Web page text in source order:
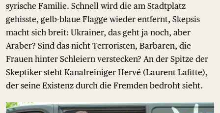
syrische Familie. Schnell wird die am Stadtplatz
gehisste, gelb-blaue Flagge wieder entfernt, Skepsis
macht sich breit: Ukrainer, das geht ja noch, aber
Araber? Sind das nicht Terroristen, Barbaren, die
Frauen hinter Schleiern verstecken? An der Spitze der
Skeptiker steht Kanalreiniger Hervé (Laurent Lafitte),
der seine Existenz durch die Fremden bedroht sieht.